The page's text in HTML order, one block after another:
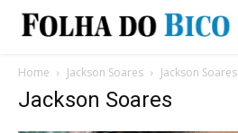
Home Jackson Soares Jackson Soares
Jackson Soares